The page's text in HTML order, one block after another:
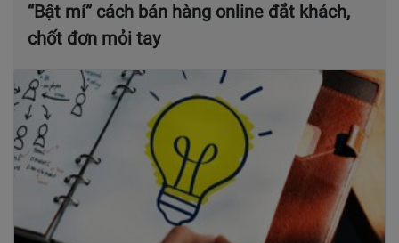
“Bật mí” cách bán hàng online đắt khách,
chốt đơn mỏi tay